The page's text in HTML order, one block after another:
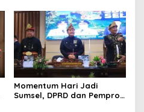
Juta Ton
Momentum Hari Jadi
Sumsel, DPRD dan Pemprov